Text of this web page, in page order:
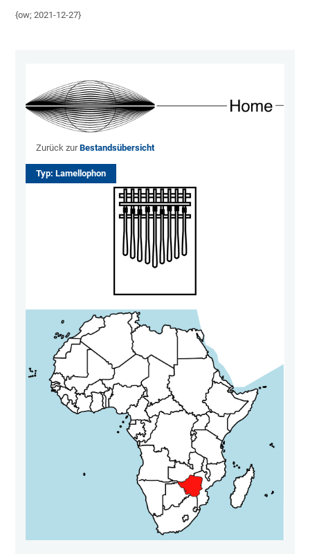
{ow; 2021-12-27}
Zurück zurBestandsübersicht
Typ: Lamellophon